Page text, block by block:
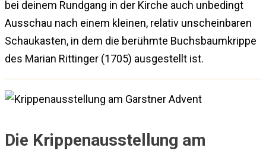
bei deinem Rundgang in der Kirche auch unbedingt
Ausschau nach einem kleinen, relativ unscheinbaren
Schaukasten, in dem die berühmte Buchsbaumkrippe
des Marian Rittinger (1705) ausgestellt ist.
Die Krippenausstellung am